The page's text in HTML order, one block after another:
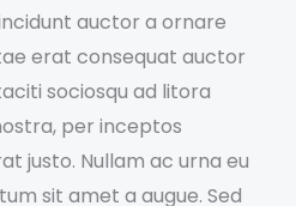
auctor a ornare
erat consequat auctor
sociosqu ad litora
per inceptos
justo. Nullam ac urna eu
sit amet a augue. Sed